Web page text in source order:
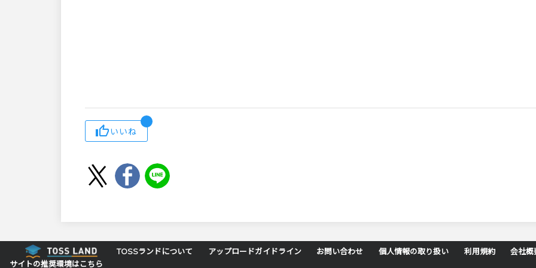
いいね
TOSSランドについて アップロードガイドライン お問い合わせ 個人情報の取り扱い 利用規約
会社概
サイトの推奨環境はこちら